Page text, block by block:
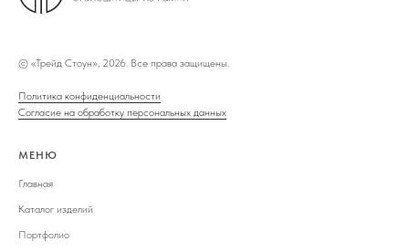
© «Трейд Стоун», 2026. Все права защищены.
Политика конфиденциальности
Согласие на обработку персональных данных
МЕНЮ
Главная
Каталог изделий
Портфолио